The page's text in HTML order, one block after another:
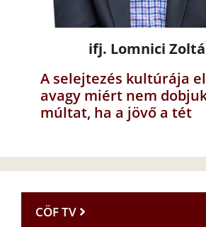
ifj. Lomnici
A selejtezés kultúrája
avagy miért nem
múltat, ha a jövő a tét
CÖF TV